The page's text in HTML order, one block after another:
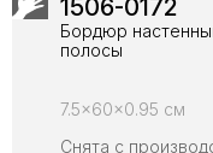
1506-0172
Бордюр
полосы
7.5x60x0.95 см
Снята с